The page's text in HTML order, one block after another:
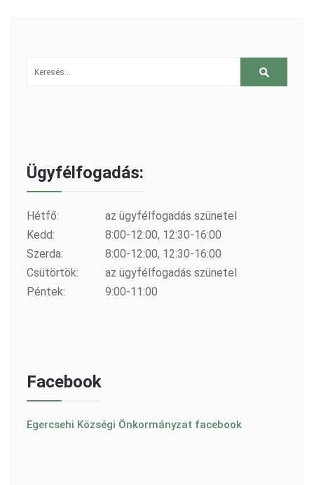
Ügyfélfogadás:
Hétfő:
az ügyfélfogadás szünetel
Kedd:
8:00-12:00, 12:30-16:00
Szerda:
8:00-12:00, 12:30-16:00
Csütörtök:
az ügyfélfogadás szünetel
Péntek:
9:00-11:00
Facebook
Egercsehi Községi Önkormányzat facebook